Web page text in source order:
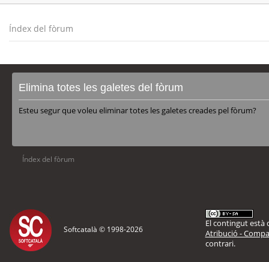
Índex del fòrum
Elimina totes les galetes del fòrum
Esteu segur que voleu eliminar totes les galetes creades pel fòrum?
Índex del fòrum
Softcatalà © 1998-2026
El contingut està
Atribució -
contrari.